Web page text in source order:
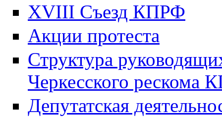
XVIII Cъезд КПРФ
Акции протеста
Структура
Черкесского рескома
Депутатская